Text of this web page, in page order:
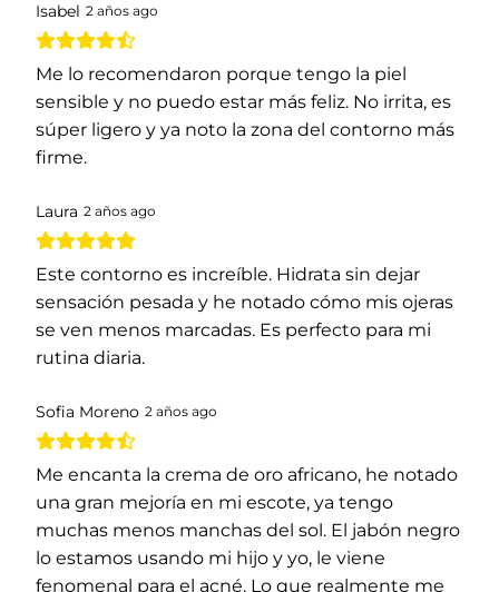
Isabel 2 años ago
Me lo recomendaron porque tengo la piel
sensible y no puedo estar más feliz. No irrita, es
súper ligero y ya noto la zona del contorno más
firme.
Laura 2 años ago
Este contorno es increíble. Hidrata sin dejar
sensación pesada y he notado cómo mis ojeras
se ven menos marcadas. Es perfecto para mi
rutina diaria.
Sofia Moreno 2 años ago
Me encanta la crema de oro africano, he notado
una gran mejoría en mi escote, ya tengo
muchas menos manchas del sol. El jabón negro
lo estamos usando mi hijo y yo, le viene
fenomenal para el acné. Lo que realmente me